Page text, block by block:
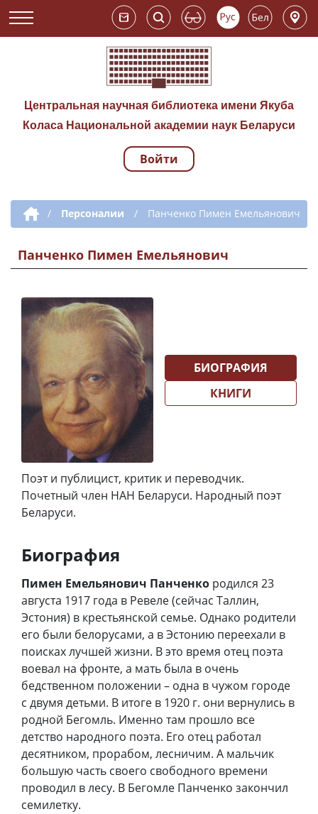
Центральная научная библиотека имени Якуба
Коласа Национальной академии наук Беларуси
Навигация по
Войти
Дополнительная навигация
/ Персоналии / Панченко Пимен Емельянович
Панченко Пимен Емельянович
Поэт и публицист, критик и переводчик.
Почетный член НАН Беларуси. Народный поэт
Беларуси.
БИОГРАФИЯ
КНИГИ
Биография
Пимен Емельянович Панченко родился 23
августа 1917 года в Ревеле (сейчас Таллин,
Эстония) в крестьянской семье. Однако родители
его были белорусами, а в Эстонию переехали в
поисках лучшей жизни. В это время отец поэта
воевал на фронте, а мать была в очень
бедственном положении – одна в чужом городе
с двумя детьми. В итоге в 1920 г. они вернулись в
родной Бегомль. Именно там прошло все
детство народного поэта. Его отец работал
десятником, прорабом, лесничим. А мальчик
большую часть своего свободного времени
проводил в лесу. В Бегомле Панченко закончил
семилетку.